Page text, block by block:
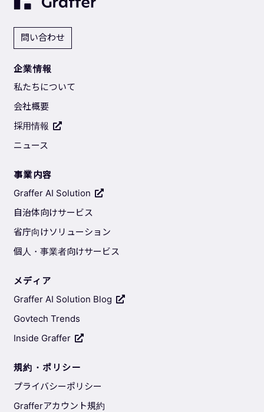
問い合わせ
企業情報
私たちについて
会社概要
採用情報
ニュース
事業内容
Graffer AI Solution
自治体向けサービス
省庁向けソリューション
個人・事業者向けサービス
メディア
Graffer AI Solution Blog
Govtech Trends
Inside Graffer
規約・ポリシー
プライバシーポリシー
Grafferアカウント規約